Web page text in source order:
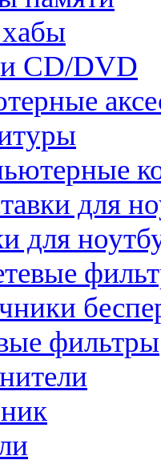
CD/DVD
для
для
фильтры